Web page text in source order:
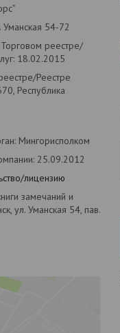
Уманская 54-72
реестре/
18.02.2015
Реестре
Республика
Мингорисполком
25.09.2012
лицензию
замечаний и
ул. Уманская 54, пав.